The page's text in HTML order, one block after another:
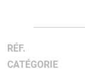
RÉF.
CATÉGORIE